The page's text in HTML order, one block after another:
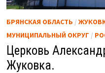
БРЯНСКАЯ ОБЛАСТЬ /
МУНИЦИПАЛЬНЫЙ ОКРУГ /
Церковь
Жуковка.